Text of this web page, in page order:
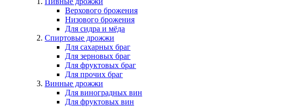
Верхового брожения
Низового брожения
Для сидра и мёда
Спиртовые дрожжи
Для сахарных браг
Для зерновых браг
Для фруктовых браг
Для прочих браг
Винные дрожжи
Для виноградных вин
Для фруктовых вин